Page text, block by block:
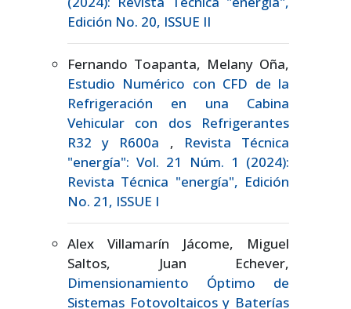
Edición No. 20, ISSUE II
Fernando Toapanta, Melany Oña,
Estudio Numérico con CFD de la
Refrigeración en una Cabina
Vehicular con dos Refrigerantes
R32 y R600a , Revista Técnica
"energía": Vol. 21 Núm. 1 (2024):
Revista Técnica "energía", Edición
No. 21, ISSUE I
Alex Villamarín Jácome, Miguel
Saltos, Juan Echever,
Dimensionamiento Óptimo de
Sistemas Fotovoltaicos y Baterías